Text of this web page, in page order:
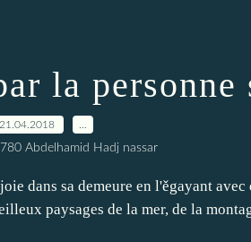
la personne
21.04.2018
Abdelhamid Hadj nassar
dans sa demeure en l'ěgayant avec
paysages de la mer, de la